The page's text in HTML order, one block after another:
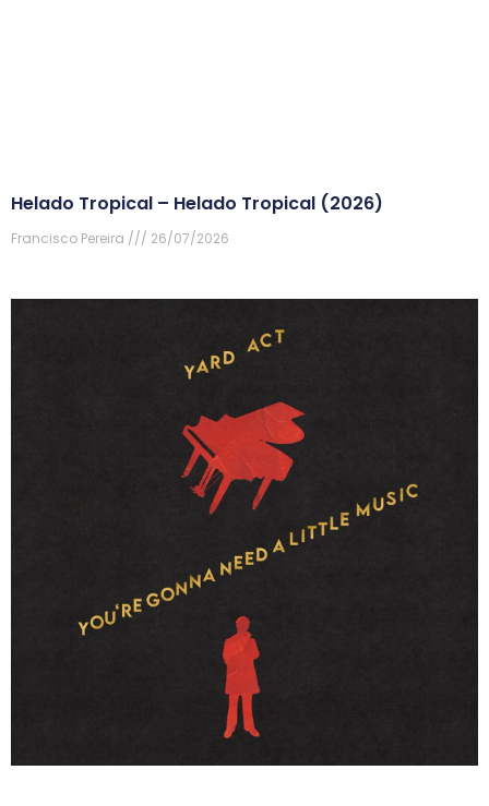
Helado Tropical – Helado Tropical (2026)
Francisco Pereira 26/07/2026